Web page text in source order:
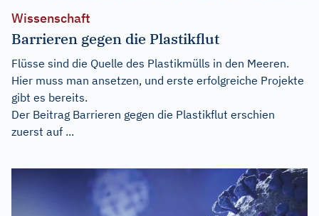
Wissenschaft
Barrieren gegen die Plastikflut
Flüsse sind die Quelle des Plastikmülls in den Meeren.
Hier muss man ansetzen, und erste erfolgreiche Projekte
gibt es bereits.
Der Beitrag Barrieren gegen die Plastikflut erschien
zuerst auf ...